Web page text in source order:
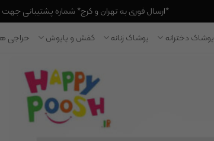
*ارسال فوری به تهران و کرج* شماره پشتیبانی جهت هماهنگی:
پوشاک دخترانه پوشاک زنانه کفش و پاپوش حراجی